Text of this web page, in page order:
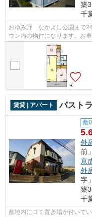
築
千
おゆみ野 なかよし公園まで
ウン内の物件になります。お
を利用できる物件です。ご来店
賃貸 | アパート パスト
敷0
外
前
京
外
字
築
千
敷地内にゴミ置き場が付いて